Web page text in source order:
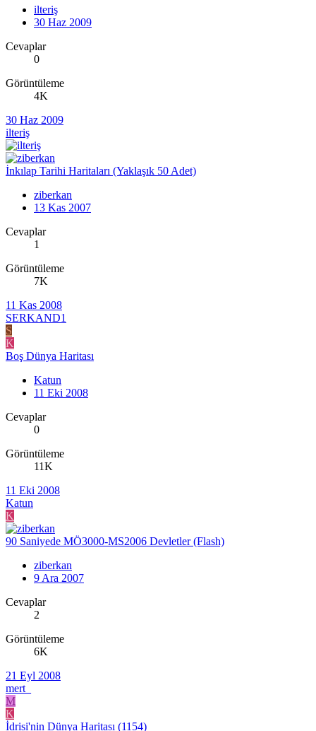
ilteriş
30 Haz 2009
Cevaplar
0
Görüntüleme
4K
30 Haz 2009
ilteriş
İnkılap Tarihi Haritaları (Yaklaşık 50 Adet)
ziberkan
13 Kas 2007
Cevaplar
1
Görüntüleme
7K
11 Kas 2008
SERKAND1
S
K
Boş Dünya Haritası
Katun
11 Eki 2008
Cevaplar
0
Görüntüleme
11K
11 Eki 2008
Katun
K
90 Saniyede MÖ3000-MS2006 Devletler (Flash)
ziberkan
9 Ara 2007
Cevaplar
2
Görüntüleme
6K
21 Eyl 2008
mert_
M
K
İdrisi'nin Dünya Haritası (1154)